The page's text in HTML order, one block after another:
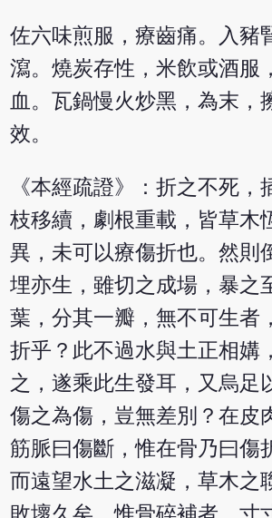
佐六味煎服，療齒痛。入豬
瀉。燒炭存性，米飲或酒服
血。瓦鍋慢火炒黑，為末，
效。
《本經疏證》：折之不死，
枝移續，劇根重載，皆草木
異，未可以療傷折也。然則
埋亦生，雖切之成場，暴之
葉，分其一瓣，無不可生者
折乎？此不過水與土正相媾
之，遂乘此生發耳，又烏足
傷之為傷，豈無差別？在皮
筋脈曰傷斷，惟在骨乃曰傷
而遠望水土之滋凝，草木之